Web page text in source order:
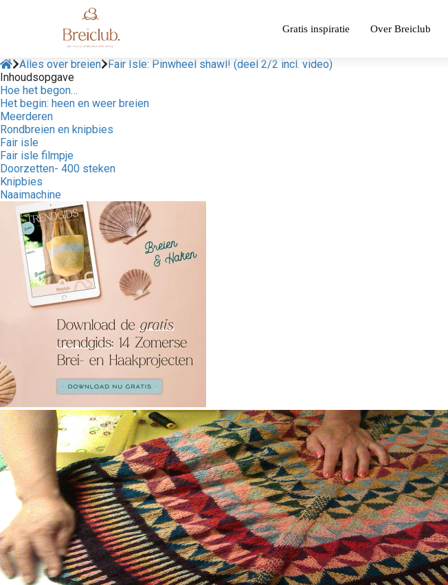
Gratis inspiratie Over Breiclub
Alles over breien
Fair Isle: Pinwheel shawl! (deel 2/2 incl. video)
Inhoudsopgave
Hoe het begon…
Het begin: heen en weer breien
Meerderen
Rondbreien en knipbies
Fair isle
Fair isle filmpje
Doorzetten- 400 steken
Knipbies
Naaimachine